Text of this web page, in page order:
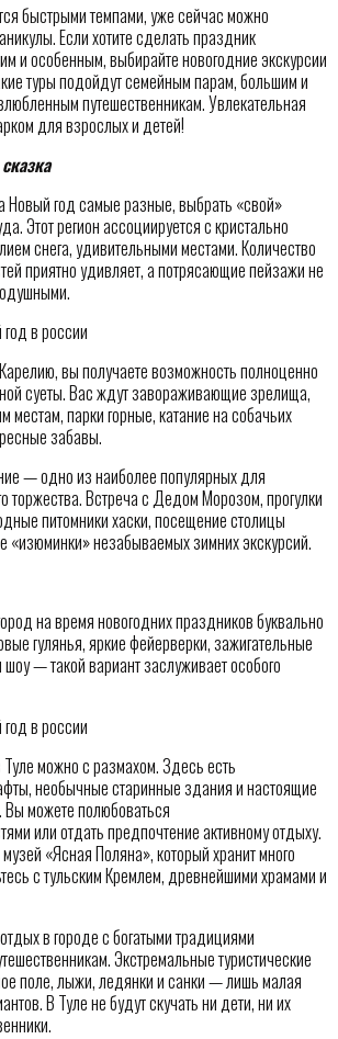
быстрыми темпами, уже сейчас можно
Если хотите сделать праздник
и особенным, выбирайте новогодние экскурсии
туры подойдут семейным парам, большим и
путешественникам. Увлекательная
для взрослых и детей!
Новый год самые разные, выбрать «свой»
Этот регион ассоциируется с кристально
снега, удивительными местами. Количество
приятно удивляет, а потрясающие пейзажи не
вы получаете возможность полноценно
суеты. Вас ждут завораживающие зрелища,
местам, парки горные, катание на собачьих
забавы.
— одно из наиболее популярных для
торжества. Встреча с Дедом Морозом, прогулки
питомники хаски, посещение столицы
«изюминки» незабываемых зимних экскурсий.
на время новогодних праздников буквально
гулянья, яркие фейерверки, зажигательные
— такой вариант заслуживает особого
можно с размахом. Здесь есть
необычные старинные здания и настоящие
можете полюбоваться
или отдать предпочтение активному отдыху.
«Ясная Поляна», который хранит много
с тульским Кремлем, древнейшими храмами и
в городе с богатыми традициями
Экстремальные туристические
поле, лыжи, ледянки и санки — лишь малая
В Туле не будут скучать ни дети, ни их